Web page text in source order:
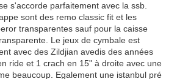
s'accorde parfaitement avec la ssb.
sont des remo classic fit et les
transparentes sauf pour la caisse
Le jeux de cymbale est
avec des Zildjian avedis des années
ride et 1 crach en 15" à droite avec une
beaucoup. Egalement une istanbul pré